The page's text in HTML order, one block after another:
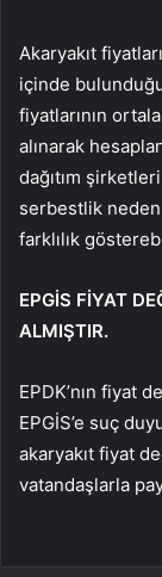
Akaryakıt
içinde
fiyatlarının
alınarak
dağıtım
serbestlik
farklılık
EPGİS FİYAT
ALMIŞTIR.
EPDK’nın fiyat
EPGİS’e suç
akaryakıt fiyat
vatandaşlarla